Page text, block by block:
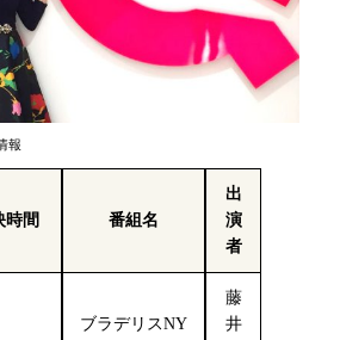
報
時間 番組名
出
演
者
ブラデリスNY
藤
井